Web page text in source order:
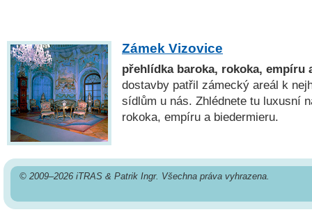
Zámek Vizovice
přehlídka baroka, rokoka, empíru
dostavby patřil zámecký areál k
sídlům u nás. Zhlédnete tu luxusní
rokoka, empíru a biedermieru.
© 2009–2026 iTRAS & Patrik Ingr. Všechna práva vyhrazena.